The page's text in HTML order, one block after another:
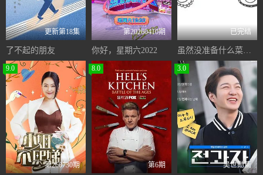
更新第18集
了不起的朋友
第20260410期
你好，星期六2022
已完结
虽然没准备什么菜第一季
9.0
第260730期
8.0
第6期
3.0
吴世勋篇